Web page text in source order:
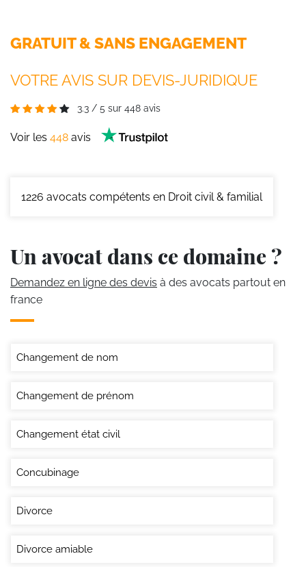
GRATUIT & SANS ENGAGEMENT
VOTRE AVIS SUR DEVIS-JURIDIQUE
3.3 / 5 sur 448 avis
Voir les 448 avis
1226 avocats compétents en Droit civil & familial
Un avocat dans ce domaine ?
Demandez en ligne des devis à des avocats partout en
france
Changement de nom
Changement de prénom
Changement état civil
Concubinage
Divorce
Divorce amiable